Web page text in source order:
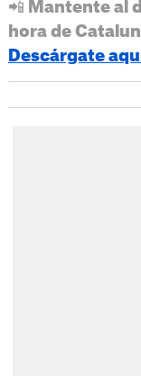
📲 Mantente al
hora de
Descárgate